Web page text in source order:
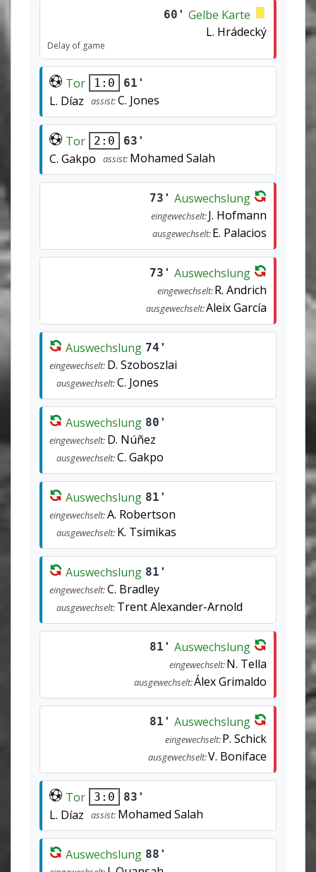
60' Gelbe Karte
L. Hrádecký
Delay of game
Tor 1:0 61'
L. Díaz assist:C. Jones
Tor 2:0 63'
C. Gakpo assist: Mohamed Salah
73' Auswechslung
eingewechselt:J. Hofmann
ausgewechselt:E. Palacios
73' Auswechslung
eingewechselt:R. Andrich
ausgewechselt:Aleix García
Auswechslung 74'
eingewechselt: D. Szoboszlai
ausgewechselt:C. Jones
Auswechslung 80'
eingewechselt: D. Núñez
ausgewechselt:C. Gakpo
Auswechslung 81'
eingewechselt:A. Robertson
ausgewechselt: K. Tsimikas
Auswechslung 81'
eingewechselt:C. Bradley
ausgewechselt: Trent Alexander-Arnold
81' Auswechslung
eingewechselt:N. Tella
ausgewechselt:Álex Grimaldo
81' Auswechslung
eingewechselt:P. Schick
ausgewechselt:V. Boniface
Tor 3:0 83'
L. Díaz assist: Mohamed Salah
Auswechslung 88'